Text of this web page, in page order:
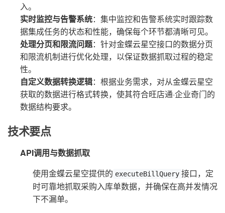
入。
实时监控与告警系统：集中监控和告警系统实时跟踪数
据集成任务的状态和性能，确保每个环节都清晰可见。
处理分页和限流问题：针对金蝶云星空接口的数据分页
和限流机制进行优化处理，以保证数据抓取过程的稳定
性。
自定义数据转换逻辑：根据业务需求，对从金蝶云星空
获取的数据进行格式转换，使其符合旺店通·企业奇门的
数据结构要求。
技术要点
API调用与数据抓取
使用金蝶云星空提供的 executeBillQuery 接口，定
时可靠地抓取采购入库单数据，并确保在高并发情况
下不漏单。